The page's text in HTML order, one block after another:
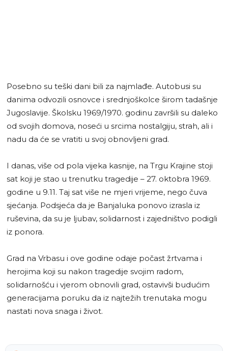
Posebno su teški dani bili za najmlađe. Autobusi su
danima odvozili osnovce i srednjoškolce širom tadašnje
Jugoslavije. Školsku 1969/1970. godinu završili su daleko
od svojih domova, noseći u srcima nostalgiju, strah, ali i
nadu da će se vratiti u svoj obnovljeni grad.
I danas, više od pola vijeka kasnije, na Trgu Krajine stoji
sat koji je stao u trenutku tragedije – 27. oktobra 1969.
godine u 9.11. Taj sat više ne mjeri vrijeme, nego čuva
sjećanja. Podsjeća da je Banjaluka ponovo izrasla iz
ruševina, da su je ljubav, solidarnost i zajedništvo podigli
iz ponora.
Grad na Vrbasu i ove godine odaje počast žrtvama i
herojima koji su nakon tragedije svojim radom,
solidarnošću i vjerom obnovili grad, ostavivši budućim
generacijama poruku da iz najtežih trenutaka mogu
nastati nova snaga i život.